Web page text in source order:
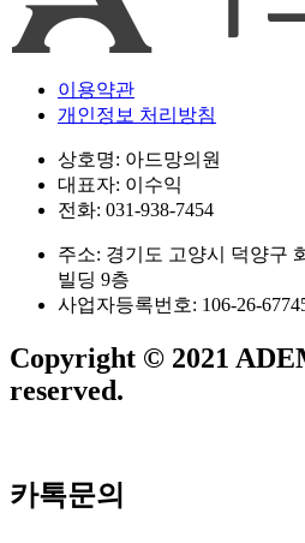
이용약관
개인정보 처리방침
상호명: 아드망의원
대표자: 이수익
전화: 031-938-7454
주소: 경기도 고양시 덕양구
빌딩 9층
사업자등록번호: 106-26-
Copyright © 2021
reserved.
카톡문의